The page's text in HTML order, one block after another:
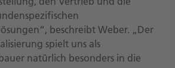
beschreibt Weber. „Der
spielt uns als
natürlich besonders in die